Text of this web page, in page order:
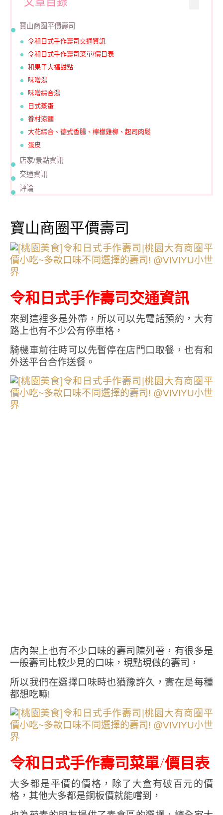
寶山商圈平價壽司
令和日式手作壽司交通資訊
令和日式手作壽司菜單/價目表
和果子大福甜點
味噌湯
味噌綜合湯
日式蒸蛋
眷村涼麵
大花綜合、德式香腸、檸檬雞柳、起司肉鬆
蛋皮
店家/景點資訊
交通資訊
評論
寶山商圈平價壽司
令和日式手作壽司交通資訊
來到這裡多是外帶，所以可以先電話預約，大有
路上也有不少公有停車格，
騎機車前往時可以先暫停在店門口取餐，也有和
外送平台合作送餐。
店內架上也有不少口味的壽司陳列著，有很多是
一般壽司比較少見的口味，現點現做的壽司，
所以我們在選擇口味時也猶豫許久，實在是每種
都想吃嘛!
令和日式手作壽司菜單/價目表
大多都是平價的價格，除了大盒有破百元的價
格，其他大多都是銅板價就能嚐到，